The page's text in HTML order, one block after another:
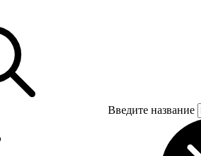
Введите название